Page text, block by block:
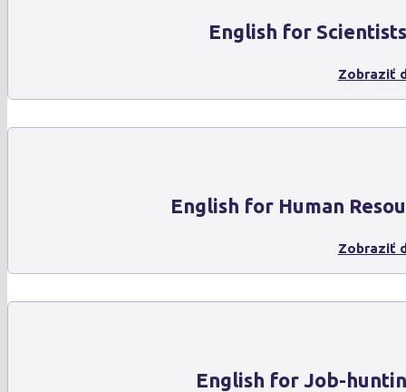
English for Scientists
Zobraziť
English for Human
Zobraziť
English for Job-